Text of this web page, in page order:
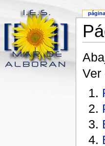
Ver